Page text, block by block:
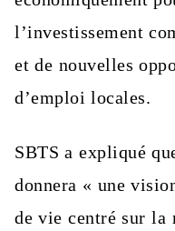
l’investissement
et de nouvelles
d’emploi locales.
SBTS a expliqué
donnera « une
de vie centré sur la